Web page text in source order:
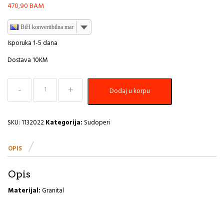
470,90BAM
BiH konvertibilna marka
Isporuka 1-5 dana
Dostava 10KM
Sudoper
790x500
Cadit
G11-
A
Dodaj u korpu
SKU: 1132022Kategorija: Sudoperi
OPIS
Opis
Materijal:Granital